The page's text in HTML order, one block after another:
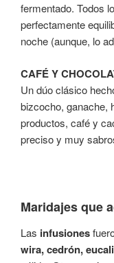
fermentado. Todos
perfectamente
noche (aunque, lo
CAFÉ Y
Un dúo clásico
bizcocho, ganache,
productos, café y
preciso y muy
Maridajes que
Las infusiones
wira, cedrón,